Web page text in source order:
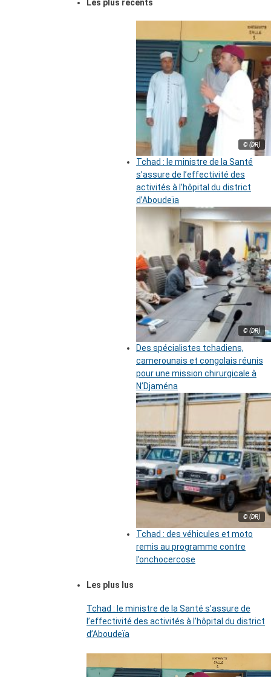
Les plus récents
© (DR)
Tchad : le ministre de la Santé
s’assure de l’effectivité des
activités à l’hôpital du district
d’Aboudeïa
© (DR)
Des spécialistes tchadiens,
camerounais et congolais réunis
pour une mission chirurgicale à
N’Djaména
© (DR)
Tchad : des véhicules et moto
remis au programme contre
l’onchocercose
Les plus lus
Tchad : le ministre de la Santé s’assure de
l’effectivité des activités à l’hôpital du district
d’Aboudeïa